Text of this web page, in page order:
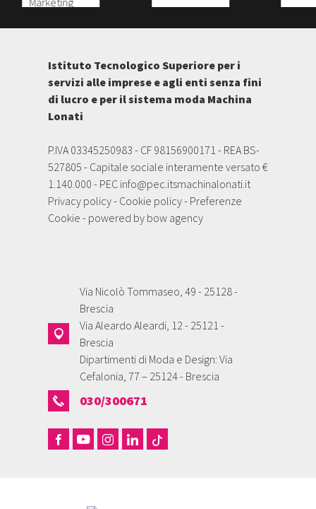
Istituto Tecnologico Superiore per i
servizi alle imprese e agli enti senza fini
di lucro e per il sistema moda Machina
Lonati
P.IVA 03345250983 - CF 98156900171 - REA BS-
527805 - Capitale sociale interamente versato €
1.140.000 - PEC info@pec.itsmachinalonati.it
Privacy policy- Cookie policy- Preferenze
Cookie - powered by bow agency
Via Nicolò Tommaseo, 49 - 25128 -
Brescia
Via Aleardo Aleardi, 12 - 25121 -
Brescia
Dipartimenti di Moda e Design: Via
Cefalonia, 77 – 25124 - Brescia
030/300671